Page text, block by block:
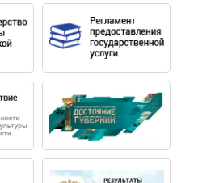
«Царь Иудейский К.Р.»,
А.И.Солженицына»,
А.Н.Островского»,
хлеб А.Н.Островского»,
и любовь Ф.Шиллера».
Театра Юного Зрителя.
много работает и в кино,